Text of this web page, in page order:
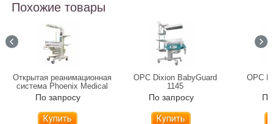
Похожие товары
Открытая реанимационная
система Phoenix Medical
CIC 101
По запросу
Купить
ОРС Dixion BabyGuard
1145
По запросу
Купить
ОРС